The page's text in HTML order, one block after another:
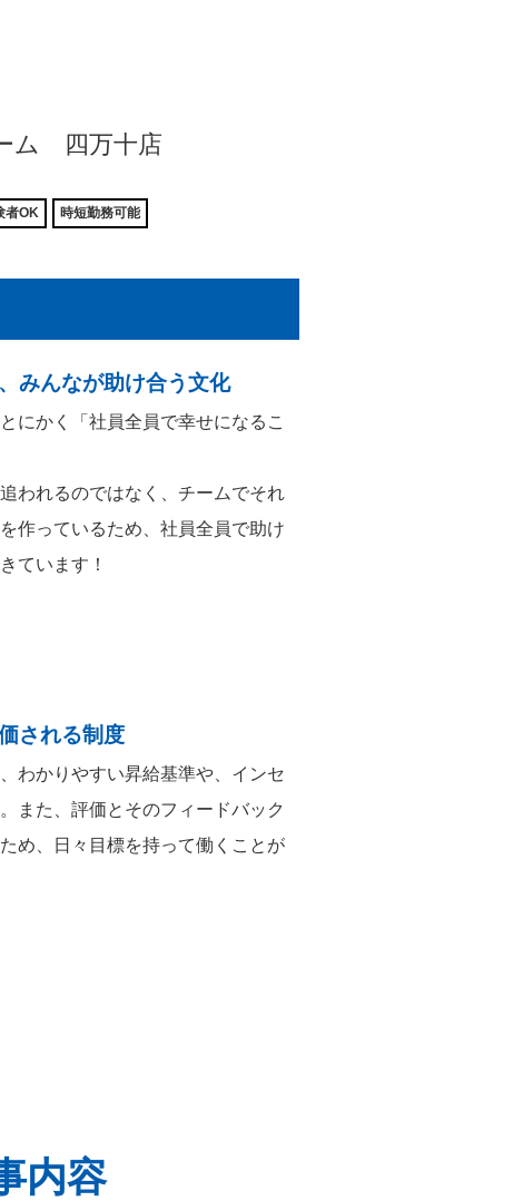
ム 四万十店
者OK 時短勤務可能
みんなが助け合う文化
にかく「社員全員で幸せになるこ
われるのではなく、チームでそれ
作っているため、社員全員で助け
ています！
される制度
わかりやすい昇給基準や、インセ
また、評価とそのフィードバック
め、日々目標を持って働くことが
内容